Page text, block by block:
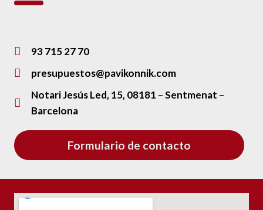
93 715 27 70
presupuestos@pavikonnik.com
Notari Jesús Led, 15, 08181 – Sentmenat –
Barcelona
Formulario de contacto